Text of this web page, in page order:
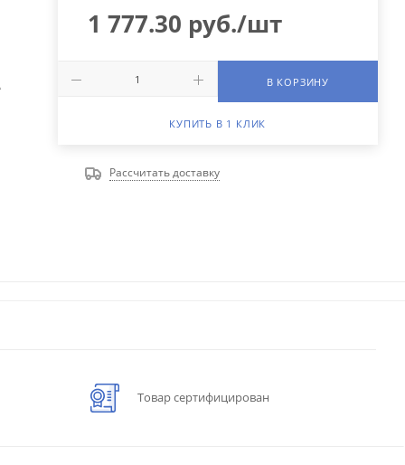
1 777.30 руб./шт
В КОРЗИНУ
КУПИТЬ В 1 КЛИК
Рассчитать доставку
Товар сертифицирован